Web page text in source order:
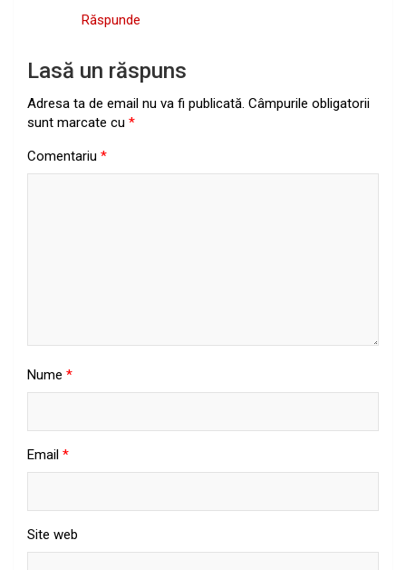
Răspunde
Lasă un răspuns
Adresa ta de email nu va fi publicată. Câmpurile obligatorii
sunt marcate cu *
Comentariu *
Nume *
Email *
Site web